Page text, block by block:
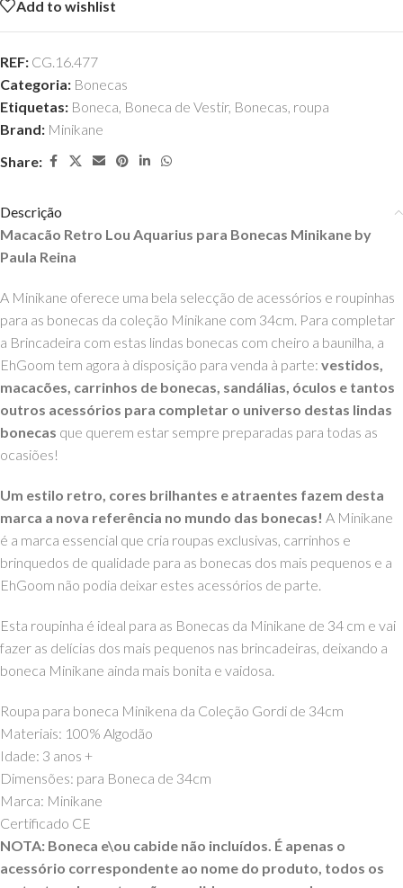
Add to wishlist
REF: CG.16.477
Categoria: Bonecas
Etiquetas: Boneca, Boneca de Vestir, Bonecas, roupa
Brand: Minikane
Share:
Descrição
Macacão Retro Lou Aquarius para Bonecas Minikane by
Paula Reina
A Minikane oferece uma bela selecção de acessórios e roupinhas
para as bonecas da coleção Minikane com 34cm. Para completar
a Brincadeira com estas lindas bonecas com cheiro a baunilha, a
EhGoom tem agora à disposição para venda à parte: vestidos,
macacões, carrinhos de bonecas, sandálias, óculos e tantos
outros acessórios para completar o universo destas lindas
bonecas que querem estar sempre preparadas para todas as
ocasiões!
Um estilo retro, cores brilhantes e atraentes fazem desta
marca a nova referência no mundo das bonecas! A Minikane
é a marca essencial que cria roupas exclusivas, carrinhos e
brinquedos de qualidade para as bonecas dos mais pequenos e a
EhGoom não podia deixar estes acessórios de parte.
Esta roupinha é ideal para as Bonecas da Minikane de 34 cm e vai
fazer as delícias dos mais pequenos nas brincadeiras, deixando a
boneca Minikane ainda mais bonita e vaidosa.
Roupa para boneca Minikena da Coleção Gordi de 34cm
Materiais: 100% Algodão
Idade: 3 anos +
Dimensões: para Boneca de 34cm
Marca: Minikane
Certificado CE
NOTA: Boneca e\ou cabide não incluídos. É apenas o
acessório correspondente ao nome do produto, todos os